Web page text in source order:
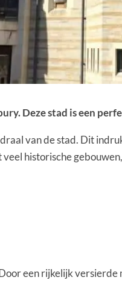
Deze stad is een
van de stad. Dit
historische
een rijkelijk